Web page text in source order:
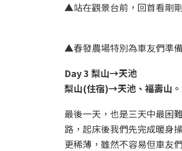
▲站在觀景台前，回首看剛
▲春發農場特別為車友們準
Day 3 梨山→天池
梨山(住宿)→天池、福壽山
最後一天，也是三天中最困
路，起床後我們先完成暖身
更稀薄，雖然不容易但車友